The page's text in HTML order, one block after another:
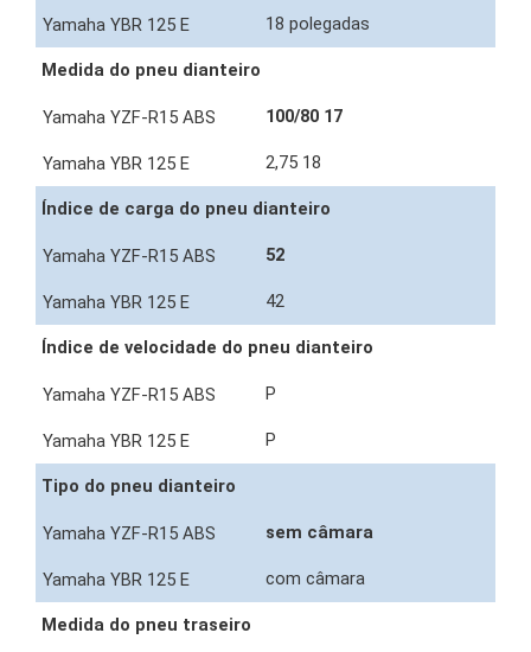
18 polegadas
Medida do pneu dianteiro
100/80 17
2,75 18
Índice de carga do pneu dianteiro
52
42
Índice de velocidade do pneu dianteiro
P
P
Tipo do pneu dianteiro
sem câmara
com câmara
Medida do pneu traseiro